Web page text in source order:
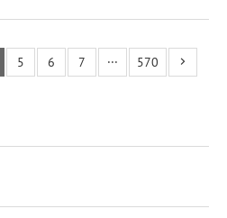
5 6 7 ··· 570